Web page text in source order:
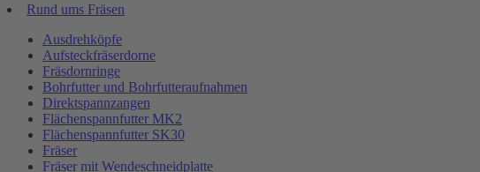
Rund ums Fräsen
Ausdrehköpfe
Aufsteckfräserdorne
Fräsdornringe
Bohrfutter und Bohrfutteraufnahmen
Direktspannzangen
Flächenspannfutter MK2
Flächenspannfutter SK30
Fräser
Fräser mit Wendeschneidplatte